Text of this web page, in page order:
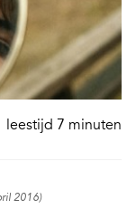
leestijd 7 minuten
2016)